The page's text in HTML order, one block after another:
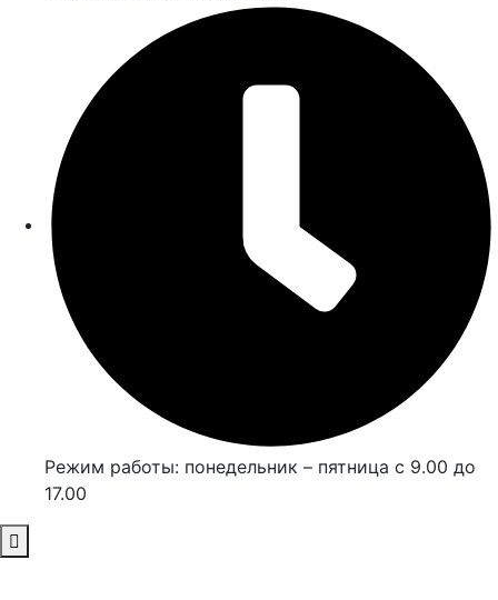
Режим работы: понедельник – пятница с 9.00 до
17.00